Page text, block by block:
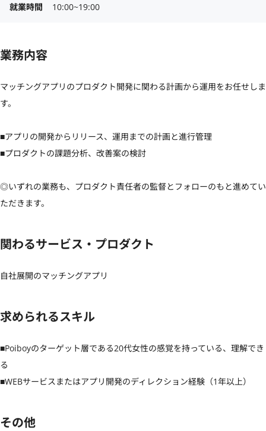
就業時間
10:00~19:00
業務内容
マッチングアプリのプロダクト開発に関わる計画から運用をお任せしま
す。
■アプリの開発からリリース、運用までの計画と進行管理
■プロダクトの課題分析、改善案の検討
◎いずれの業務も、プロダクト責任者の監督とフォローのもと進めてい
ただきます。
関わるサービス・プロダクト
自社展開のマッチングアプリ
求められるスキル
■Poiboyのターゲット層である20代女性の感覚を持っている、理解でき
る
■WEBサービスまたはアプリ開発のディレクション経験（1年以上）
その他